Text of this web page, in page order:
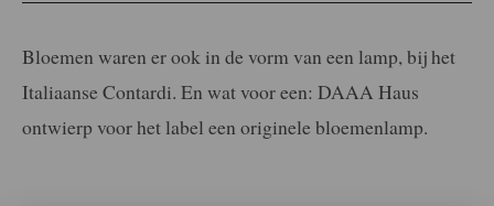
Bloemen waren er ook in de vorm van een lamp, bij het
Italiaanse Contardi. En wat voor een: DAAA Haus
ontwierp voor het label een originele bloemenlamp.